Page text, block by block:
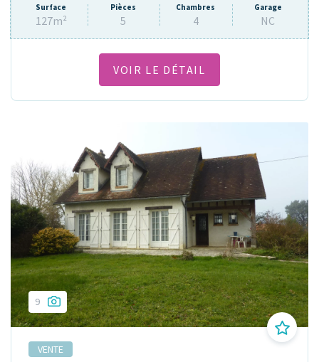
Surface
127m²
Pièces
5
Chambres
4
Garage
NC
VOIR LE DÉTAIL
9
VENTE